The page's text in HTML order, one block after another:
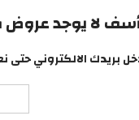
لا يوجد عروض
بريدك الالكتروني